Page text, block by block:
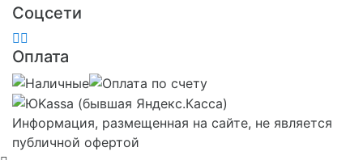
Соцсети
Оплата
Информация, размещенная на сайте, не является
публичной офертой